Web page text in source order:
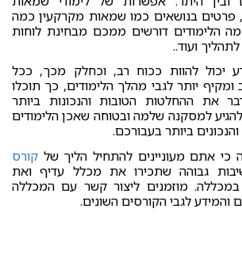
פרטים בנושאים כמו שמאות מקרקעין כמה
מה הלימודים דורשים ממכם מבחינת לוחות
ועוד..
יכול להוות ככוח רב, וכחלק מכך, ככל
יותר לגבי מהלך הלימודים, כך תוכלו
את ההחלטות הטובות והנכונות ביותר
למסקנה שלמה ובטוחה שאכן הלימודים
ביותר בעבורכם.
אתם מעוניינים להתחיל הליך של קורס
גבוהה שתכירו את מכלל עדיף ואת
מוזמנים ליצור קשר עם המכללה
לגבי הקורסים השונים.